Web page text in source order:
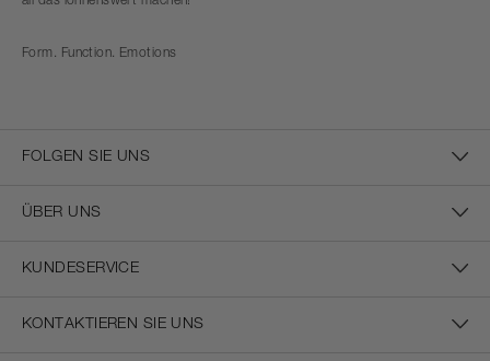
Form. Function. Emotions
FOLGEN SIE UNS
ÜBER UNS
KUNDESERVICE
KONTAKTIEREN SIE UNS